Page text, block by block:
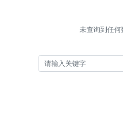
未查询到任何